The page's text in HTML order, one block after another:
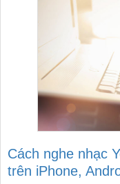
Cách nghe nhạc
trên iPhone,